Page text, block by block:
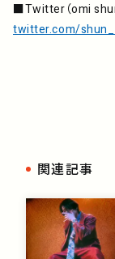
■Twitter（omi
twitter.com/
関連記事